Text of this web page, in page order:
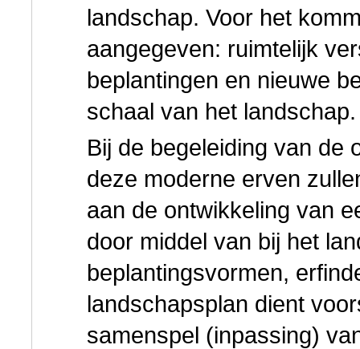
landschap. Voor het
aangegeven: ruimtelijk
beplantingen en nieuwe
schaal van het landschap.
Bij de begeleiding van de
deze moderne erven
aan de ontwikkeling van
door middel van bij het
beplantingsvormen,
landschapsplan dient
samenspel (inpassing)